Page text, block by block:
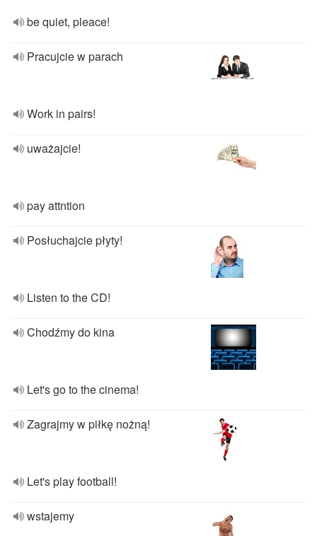
be quiet, pleace!
Pracujcie w parach
Work in pairs!
uważajcie!
pay attntion
Posłuchajcie płyty!
Listen to the CD!
Chodźmy do kina
Let's go to the cinema!
Zagrajmy w piłkę nożną!
Let's play football!
wstajemy